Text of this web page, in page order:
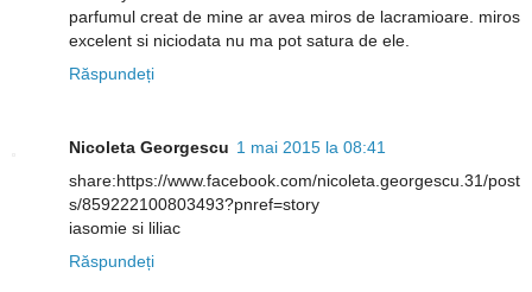
parfumul creat de mine ar avea miros de lacramioare. miros
excelent si niciodata nu ma pot satura de ele.
Răspundeți
Nicoleta Georgescu 1 mai 2015 la 08:41
share:https://www.facebook.com/nicoleta.georgescu.31/post
s/859222100803493?pnref=story
iasomie si liliac
Răspundeți